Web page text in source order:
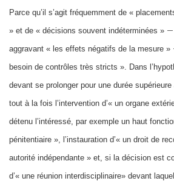
Parce qu’il s’agit fréquemment de «
» et de « décisions souvent indéterminées » –
aggravant « les effets négatifs de la mesure »
besoin de contrôles très stricts ». Dans
devant se prolonger pour une durée
tout à la fois l’intervention d’« un organe
détenu l’intéressé, par exemple un haut
pénitentiaire », l’instauration d’« un droit de
autorité indépendante » et, si la décision est
d’« une réunion interdisciplinaire» devant